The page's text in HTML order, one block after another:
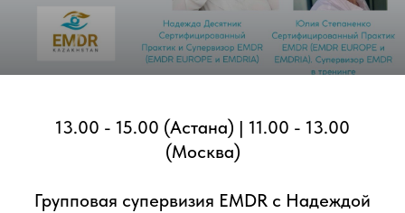
13.00 - 15.00 (Астана) | 11.00 - 13.00
(Москва)
Групповая супервизия EMDR c Надеждой